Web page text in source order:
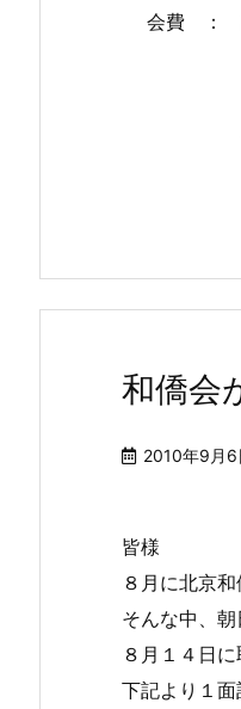
会費 ： 講
会
非会員
懇親
※ <新規
和僑会
2010年9月6
皆様
８月に北京
そんな中、
８月１４日
下記より１面